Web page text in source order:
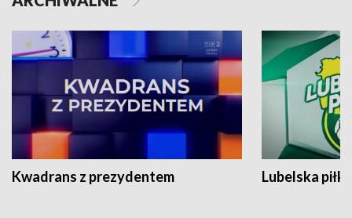
Kwadrans z prezydentem Lubelska piłka